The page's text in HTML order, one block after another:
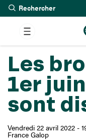
Rechercher
Les
1er
sont
Vendredi 22 avril 2022 -
France Galop